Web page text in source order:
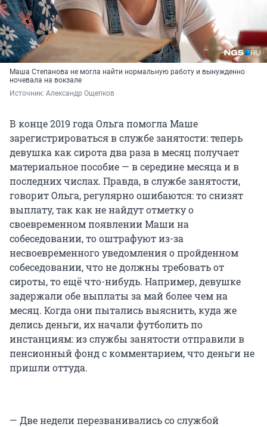
Маша Степанова не могла найти нормальную работу и вынужденно
ночевала на вокзале
Источник: Александр Ощепков
В конце 2019 года Ольга помогла Маше
зарегистрироваться в службе занятости: теперь
девушка как сирота два раза в месяц получает
материальное пособие — в середине месяца и в
последних числах. Правда, в службе занятости,
говорит Ольга, регулярно ошибаются: то снизят
выплату, так как не найдут отметку о
своевременном появлении Маши на
собеседовании, то оштрафуют из-за
несвоевременного уведомления о пройденном
собеседовании, что не должны требовать от
сироты, то ещё что-нибудь. Например, девушке
задержали обе выплаты за май более чем на
месяц. Когда они пытались выяснить, куда же
делись деньги, их начали футболить по
инстанциям: из службы занятости отправили в
пенсионный фонд с комментарием, что деньги не
пришли оттуда.
— Две недели перезванивались со службой